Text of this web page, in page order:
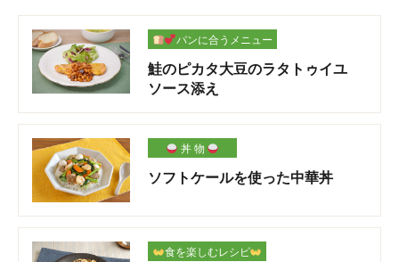
パンに合うメニュー
鮭のピカタ大豆のラタトゥイユ
ソース添え
丼 物
ソフトケールを使った中華丼
食を楽しむレシピ